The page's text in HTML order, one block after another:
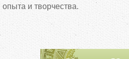
опыта и творчества.